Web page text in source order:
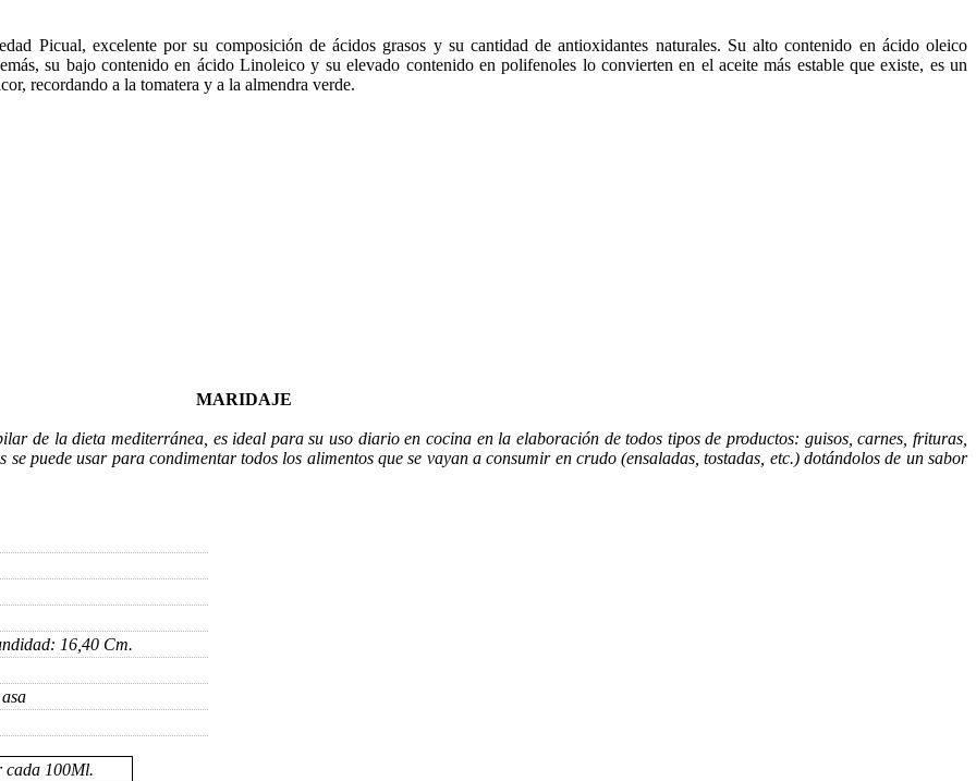
Picual, excelente por su composición de ácidos grasos y su cantidad de antioxidantes naturales. Su alto contenido en ácido oleico
su bajo contenido en ácido Linoleico y su elevado contenido en polifenoles lo convierten en el aceite más estable que existe, es un
recordando a la tomatera y a la almendra verde.
MARIDAJE
de la dieta mediterránea, es ideal para su uso diario en cocina en la elaboración de todos tipos de productos: guisos, carnes, frituras,
puede usar para condimentar todos los alimentos que se vayan a consumir en crudo (ensaladas, tostadas, etc.) dotándolos de un sabor
16,40 Cm.
cada 100Ml.